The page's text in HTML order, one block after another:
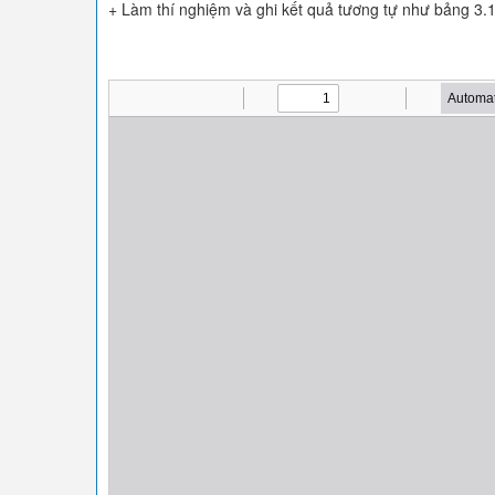
+ Làm thí nghiệm và ghi kết quả tương tự như bảng